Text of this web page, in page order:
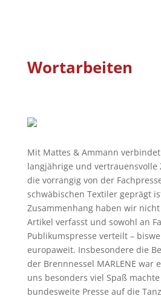
Wortarbeiten
Mit Mattes & Ammann
langjährige und vertrauensvolle
die vorrangig von der
schwäbischen Textiler geprägt
Zusammenhang haben wir
Artikel verfasst und sowohl an
Publikumspresse verteilt –
europaweit. Insbesondere die
der Brennnessel MARLENE war
uns besonders viel Spaß
bundesweite Presse auf die